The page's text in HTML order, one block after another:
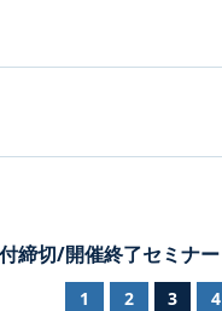
締切/開催終了セミナー
1 2 3 4